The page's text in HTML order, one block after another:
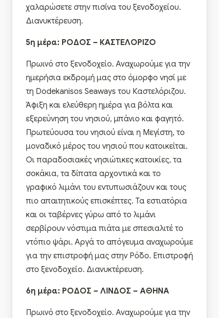
χαλαρώσετε στην πισίνα του ξενοδοχείου.
Διανυκτέρευση.
5η μέρα: ΡΟΔΟΣ – ΚΑΣΤΕΛΟΡΙΖΟ
Πρωινό στο ξενοδοχείο. Αναχωρούμε για την
ημερήσια εκδρομή μας στο όμορφο νησί με
τη Dodekanisos Seaways του Καστελόριζου.
Άφιξη και ελεύθερη ημέρα για βόλτα και
εξερεύνηση του νησιού, μπάνιο και φαγητό.
Πρωτεύουσα του νησιού είναι η Μεγίστη, το
μοναδικό μέρος του νησιού που κατοικείται.
Οι παραδοσιακές νησιώτικες κατοικίες, τα
σοκάκια, τα δίπατα αρχοντικά και το
γραφικό λιμάνι του εντυπωσιάζουν και τους
πιο απαιτητικούς επισκέπτες. Τα εστιατόρια
και οι ταβέρνες γύρω από το λιμάνι
σερβίρουν νόστιμα πιάτα με σπεσιαλιτέ το
ντόπιο ψάρι. Αργά το απόγευμα αναχωρούμε
για την επιστροφή μας στην Ρόδο. Επιστροφή
στο ξενοδοχείο. Διανυκτέρευση.
6η μέρα: ΡΟΔΟΣ – ΛΙΝΔΟΣ – ΑΘΗΝΑ
Πρωινό στο ξενοδοχείο. Αναχωρούμε για την